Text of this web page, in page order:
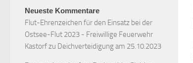
Neueste Kommentare
Flut-Ehrenzeichen für den Einsatz bei der
Ostsee-Flut 2023 - Freiwillige Feuerwehr
Kastorfzu Deichverteidigung am 25.10.2023